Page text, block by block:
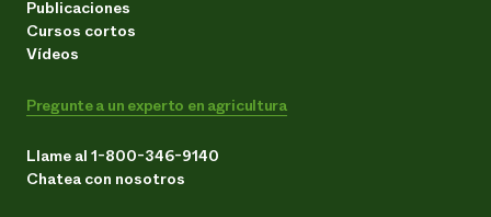
Publicaciones
Cursos cortos
Vídeos
Pregunte a un experto en agricultura
Llame al 1-800-346-9140
Chatea con nosotros